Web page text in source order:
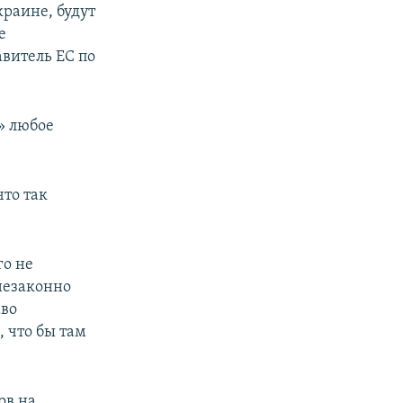
будут
ЕС по
любое
так
не
что бы там